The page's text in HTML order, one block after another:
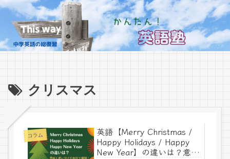
クリスマス
コラム
英語【Merry Christmas /
Happy Holidays / Happy
New Year】の違いは？意味